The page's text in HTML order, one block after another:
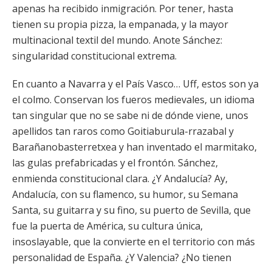
apenas ha recibido inmigración. Por tener, hasta
tienen su propia pizza, la empanada, y la mayor
multinacional textil del mundo. Anote Sánchez:
singularidad constitucional extrema.
En cuanto a Navarra y el País Vasco… Uff, estos son ya
el colmo. Conservan los fueros medievales, un idioma
tan singular que no se sabe ni de dónde viene, unos
apellidos tan raros como Goitiaburula-rrazabal y
Barañanobasterretxea y han inventado el marmitako,
las gulas prefabricadas y el frontón. Sánchez,
enmienda constitucional clara. ¿Y Andalucía? Ay,
Andalucía, con su flamenco, su humor, su Semana
Santa, su guitarra y su fino, su puerto de Sevilla, que
fue la puerta de América, su cultura única,
insoslayable, que la convierte en el territorio con más
personalidad de España. ¿Y Valencia? ¿No tienen